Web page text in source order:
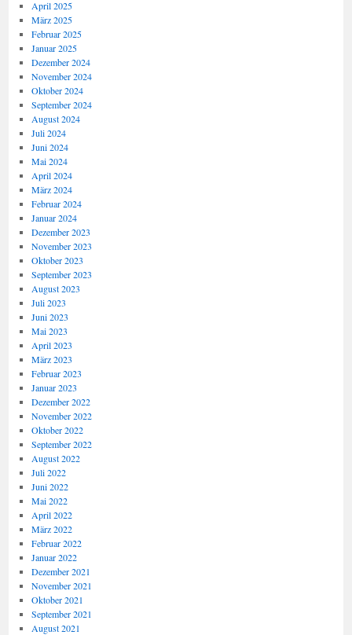
April 2025
März 2025
Februar 2025
Januar 2025
Dezember 2024
November 2024
Oktober 2024
September 2024
August 2024
Juli 2024
Juni 2024
Mai 2024
April 2024
März 2024
Februar 2024
Januar 2024
Dezember 2023
November 2023
Oktober 2023
September 2023
August 2023
Juli 2023
Juni 2023
Mai 2023
April 2023
März 2023
Februar 2023
Januar 2023
Dezember 2022
November 2022
Oktober 2022
September 2022
August 2022
Juli 2022
Juni 2022
Mai 2022
April 2022
März 2022
Februar 2022
Januar 2022
Dezember 2021
November 2021
Oktober 2021
September 2021
August 2021